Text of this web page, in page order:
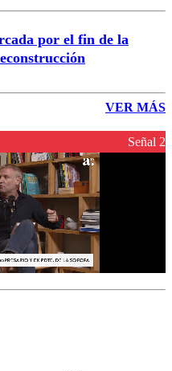
por el fin de la
VER MÁS
Señal 2